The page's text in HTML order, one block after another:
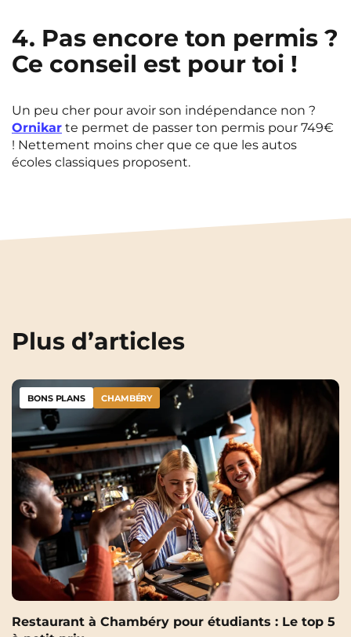
4. Pas encore ton permis ?
Ce conseil est pour toi !
Un peu cher pour avoir son indépendance non ?
Ornikar te permet de passer ton permis pour 749€
! Nettement moins cher que ce que les autos
écoles classiques proposent.
Plus d’articles
BONS PLANS CHAMBÉRY
Restaurant à Chambéry pour étudiants : Le top 5